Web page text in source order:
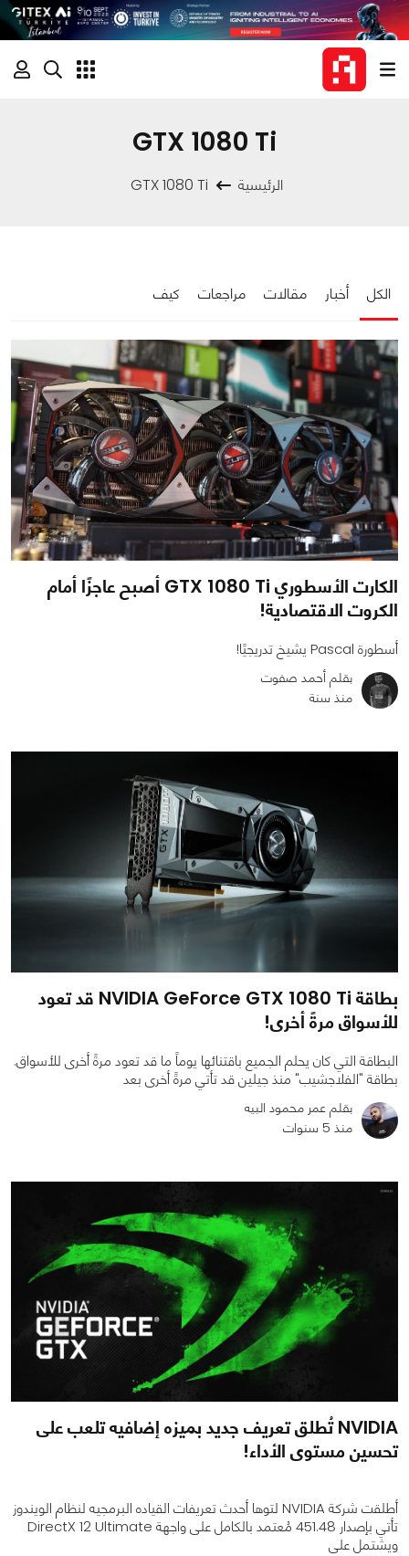
GTX 1080 Ti
الرئيسية GTX 1080 Ti
الكل أخبار مقالات مراجعات كيف
الكارت الأسطوري GTX 1080 Ti أصبح عاجزًا أمام
الكروت الاقتصادية!
أسطورة Pascal يشيخ تدريجيًا!
بقلم أحمد صفوت
منذ سنة
بطاقة NVIDIA GeForce GTX 1080 Ti قد تعود
للأسواق مرةً أخرى!
البطاقة التي كان يحلم الجميع باقتنائها يوماً ما قد تعود مرةً أخرى للأسواق.
بطاقة "الفلاجشيب" منذ جيلين قد تأتي مرةً أخرى بعد
بقلم عمر محمود البيه
منذ 5 سنوات
NVIDIA تُطلق تعريف جديد بميزه إضافيه تلعب على
تحسين مستوى الأداء!
أطلقت شركة NVIDIA لتوها أحدث تعريفات القياده البرمجيه لنظام الويندوز
تأتي بإصدار 451.48 مُعتمد بالكامل على واجهة DirectX 12 Ultimate
ويشتمل على